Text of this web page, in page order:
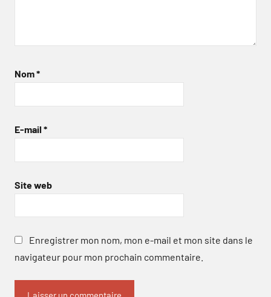
Nom*
E-mail *
Site web
Enregistrer mon nom, mon e-mail et mon site dans le
navigateur pour mon prochain commentaire.